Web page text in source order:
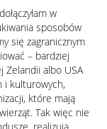
w
sposobów
się zagranicznym
– bardziej
Zelandii albo USA
i kulturowych,
które mają
Tak więc nie